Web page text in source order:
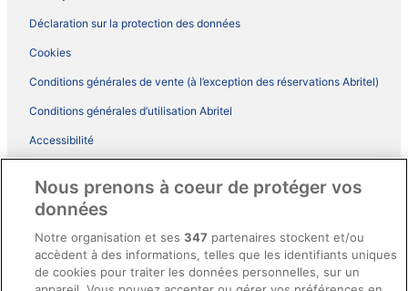
Déclaration sur la protection des données
Cookies
Conditions générales de vente (à l’exception des réservations Abritel)
Conditions générales d’utilisation Abritel
Accessibilité
Conditions générales du programme BONUS+ d’ebookers
Directives de contenu et signalement de contenus
Nous prenons à coeur de protéger vos
données
Notre organisation et ses347 partenaires stockent et/ou
accèdent à des informations, telles que les identifiants uniques
de cookies pour traiter les données personnelles, sur un